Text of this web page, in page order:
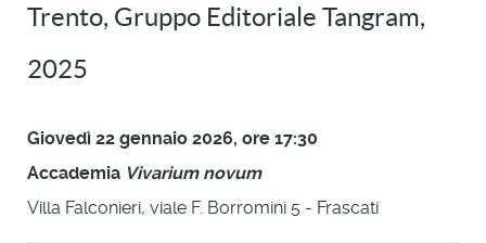
Trento, Gruppo Editoriale Tangram,
2025
Giovedì 22 gennaio 2026, ore 17:30
Accademia Vivarium novum
Villa Falconieri, viale F. Borromini 5 - Frascati